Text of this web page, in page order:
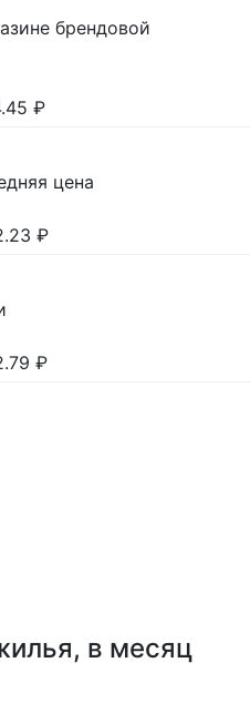
брендовой
₽
цена
₽
₽
в месяц